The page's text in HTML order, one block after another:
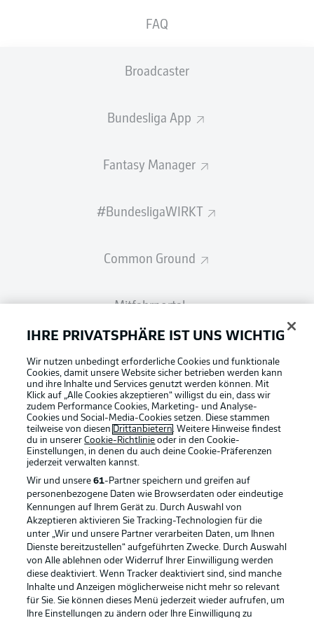
FAQ
Broadcaster
Bundesliga App
Fantasy Manager
#BundesligaWIRKT
Common Ground
Mitfahrportal
Sprachauswahl
Deutsch Anzeige Modus
Football as it's meant to be
Offizielle Partner
IHRE PRIVATSPHÄRE IST UNS WICHTIG
Wir nutzen unbedingt erforderliche Cookies und funktionale
Cookies, damit unsere Website sicher betrieben werden kann
und ihre Inhalte und Services genutzt werden können. Mit
Klick auf „Alle Cookies akzeptieren“ willigst du ein, dass wir
zudem Performance Cookies, Marketing- und Analyse-
Cookies und Social-Media-Cookies setzen. Diese stammen
teilweise von diesen Drittanbietern. Weitere Hinweise findest
du in unsererCookie-Richtlinie oder in den Cookie-
Einstellungen, in denen du auch deine Cookie-Präferenzen
jederzeit verwalten kannst.
Wir und unsere61-Partner speichern und greifen auf
personenbezogene Daten wie Browserdaten oder eindeutige
Kennungen auf Ihrem Gerät zu. Durch Auswahl von
Akzeptieren aktivieren Sie Tracking-Technologien für die
unter „Wir und unsere Partner verarbeiten Daten, um Ihnen
Dienste bereitzustellen“ aufgeführten Zwecke. Durch Auswahl
von Alle ablehnen oder Widerruf Ihrer Einwilligung werden
diese deaktiviert. Wenn Tracker deaktiviert sind, sind manche
Inhalte und Anzeigen möglicherweise nicht mehr so relevant
für Sie. Sie können dieses Menü jederzeit wieder aufrufen, um
Ihre Einstellungen zu ändern oder Ihre Einwilligung zu